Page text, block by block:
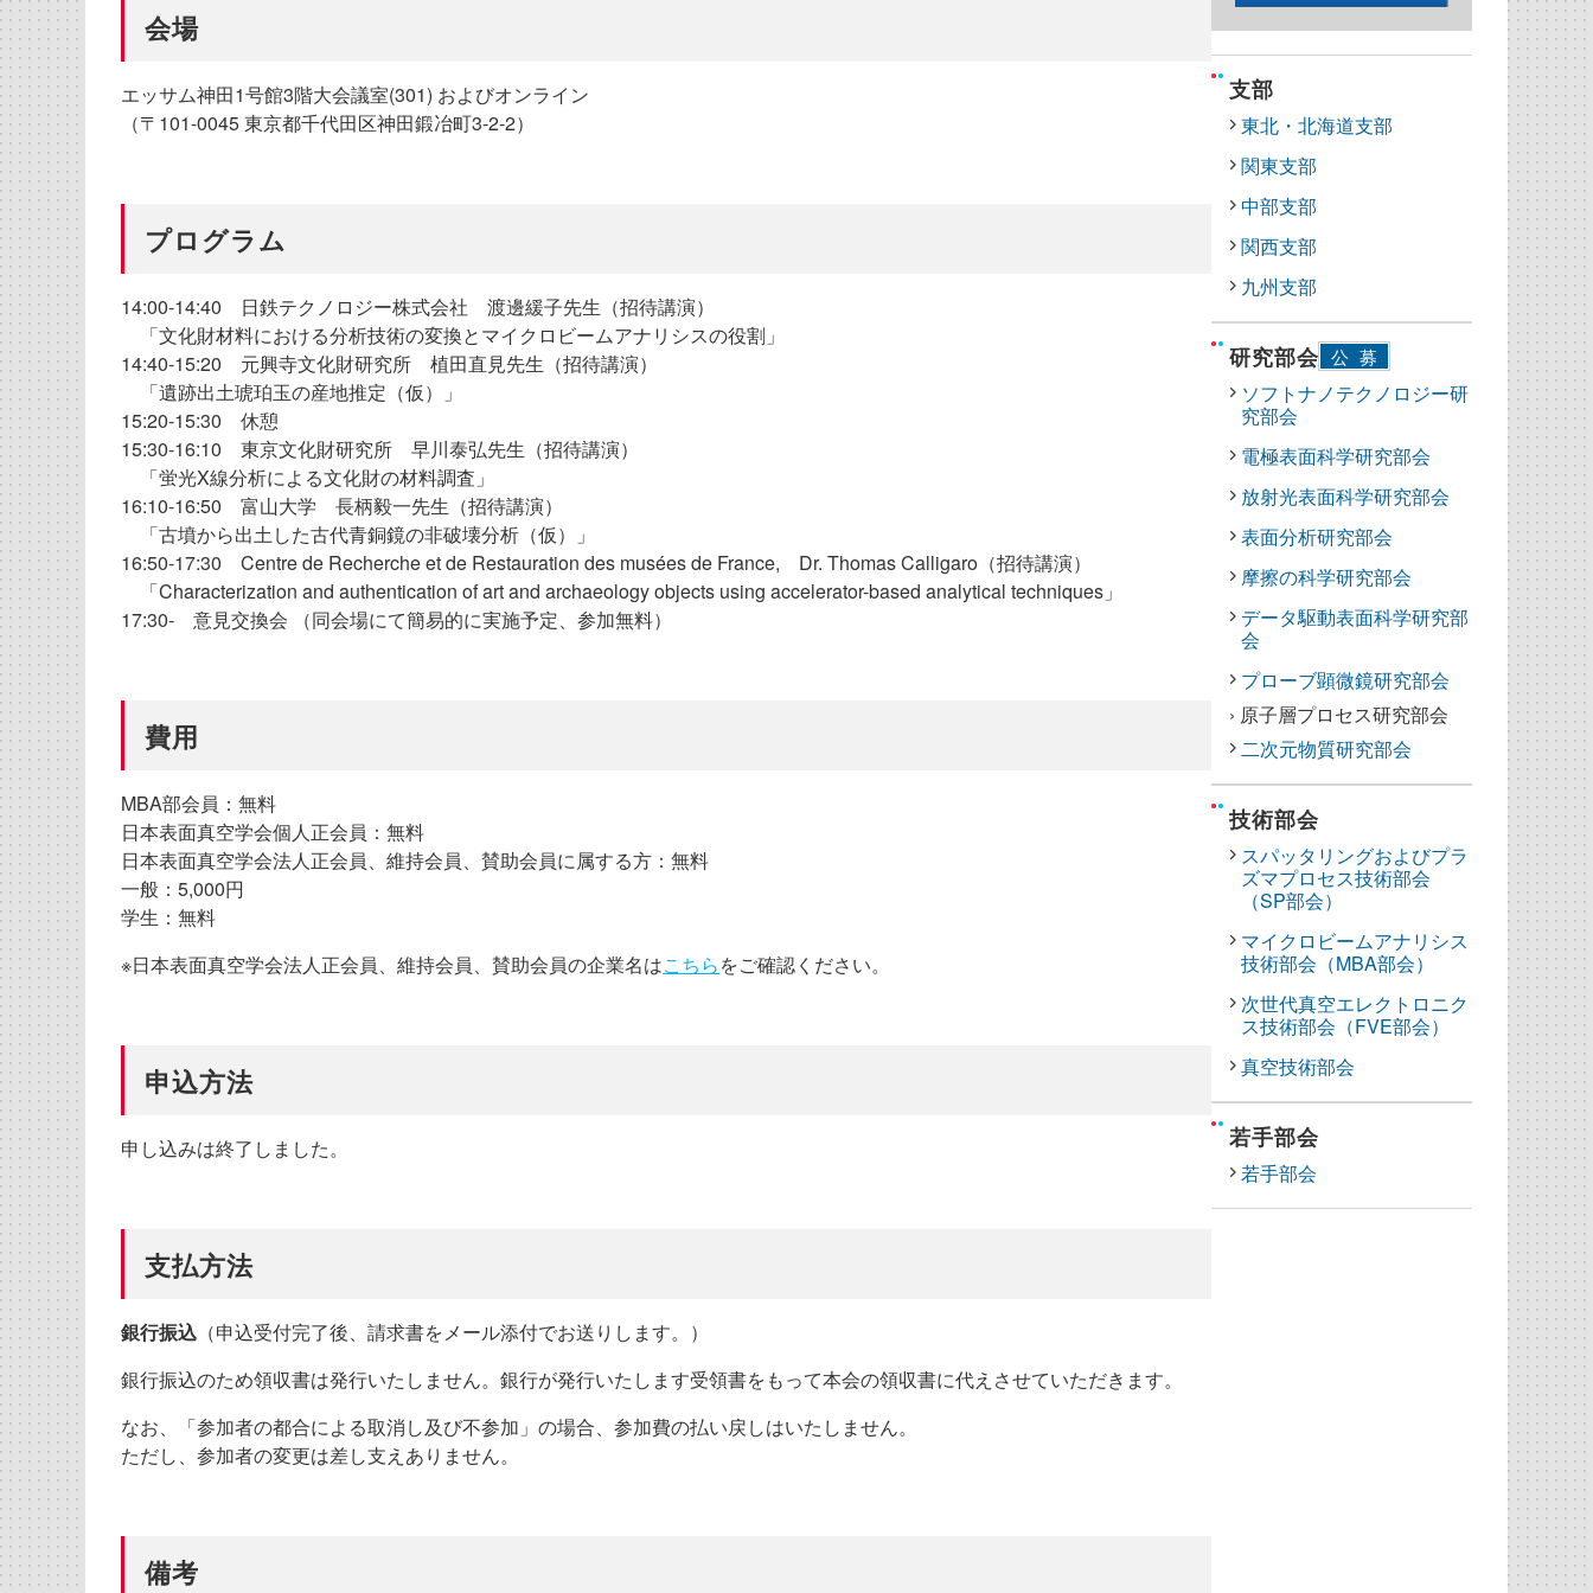
会場
エッサム神田1号館3階大会議室(301) およびオンライン
（〒101-0045 東京都千代田区神田鍛冶町3-2-2）
プログラム
14:00-14:40 日鉄テクノロジー株式会社 渡邊緩子先生（招待講演）
「文化財材料における分析技術の変換とマイクロビームアナリシスの役割」
14:40-15:20 元興寺文化財研究所 植田直見先生（招待講演）
「遺跡出土琥珀玉の産地推定（仮）」
15:20-15:30 休憩
15:30-16:10 東京文化財研究所 早川泰弘先生（招待講演）
「蛍光X線分析による文化財の材料調査」
16:10-16:50 富山大学 長柄毅一先生（招待講演）
「古墳から出土した古代青銅鏡の非破壊分析（仮）」
16:50-17:30 Centre de Recherche et de Restauration des musées de France, Dr. Thomas Calligaro（招待講演）
「Characterization and authentication of art and archaeology objects using accelerator-based analytical techniques」
17:30- 意見交換会 （同会場にて簡易的に実施予定、参加無料）
費用
MBA部会員：無料
日本表面真空学会個人正会員：無料
日本表面真空学会法人正会員、維持会員、賛助会員に属する方：無料
一般：5,000円
学生：無料
※日本表面真空学会法人正会員、維持会員、賛助会員の企業名はこちらをご確認ください。
申込方法
申し込みは終了しました。
支払方法
銀行振込 （申込受付完了後、請求書をメール添付でお送りします。）
銀行振込のため領収書は発行いたしません。銀行が発行いたします受領書をもって本会の領収書に代えさせていただきます。
なお、「参加者の都合による取消し及び不参加」の場合、参加費の払い戻しはいたしません。
ただし、参加者の変更は差し支えありません。
備考
支部
東北・北海道支部
関東支部
中部支部
関西支部
九州支部
研究部会 公募
ソフトナノテクノロジー研
究部会
電極表面科学研究部会
放射光表面科学研究部会
表面分析研究部会
摩擦の科学研究部会
データ駆動表面科学研究部
会
プローブ顕微鏡研究部会
› 原子層プロセス研究部会
二次元物質研究部会
技術部会
スパッタリングおよびプラ
ズマプロセス技術部会
（SP部会）
マイクロビームアナリシス
技術部会（MBA部会）
次世代真空エレクトロニク
ス技術部会（FVE部会）
真空技術部会
若手部会
若手部会